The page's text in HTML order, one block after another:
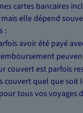
cartes bancaires
elle dépend
:
avoir été payé
couvert est parfois
couvert quel que soit
tous vos voyages